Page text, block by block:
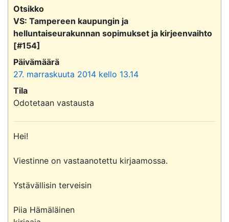
Otsikko
VS: Tampereen kaupungin ja
helluntaiseurakunnan sopimukset ja kirjeenvaihto
[#154]
Päivämäärä
27. marraskuuta 2014 kello 13.14
Tila
Odotetaan vastausta
Hei!
Viestinne on vastaanotettu kirjaamossa.
Ystävällisin terveisin
Piia Hämäläinen